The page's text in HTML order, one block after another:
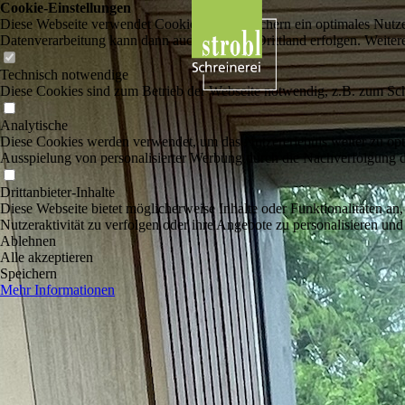
Cookie-Einstellungen
Diese Webseite verwendet Cookies, um Besuchern ein optimales
Datenverarbeitung kann dann auch in einem Drittland erfolgen.
Technisch notwendige
Diese Cookies sind zum Betrieb der Webseite notwendig, z.B. zum
Analytische
Diese Cookies werden verwendet, um das Nutzererlebnis weiter zu
Ausspielung von personalisierter Werbung durch die Nachverfolgung
Drittanbieter-Inhalte
Diese Webseite bietet möglicherweise Inhalte oder Funktionalitäten
Nutzeraktivität zu verfolgen oder ihre Angebote zu personalisieren
Ablehnen
Alle akzeptieren
Speichern
Mehr Informationen